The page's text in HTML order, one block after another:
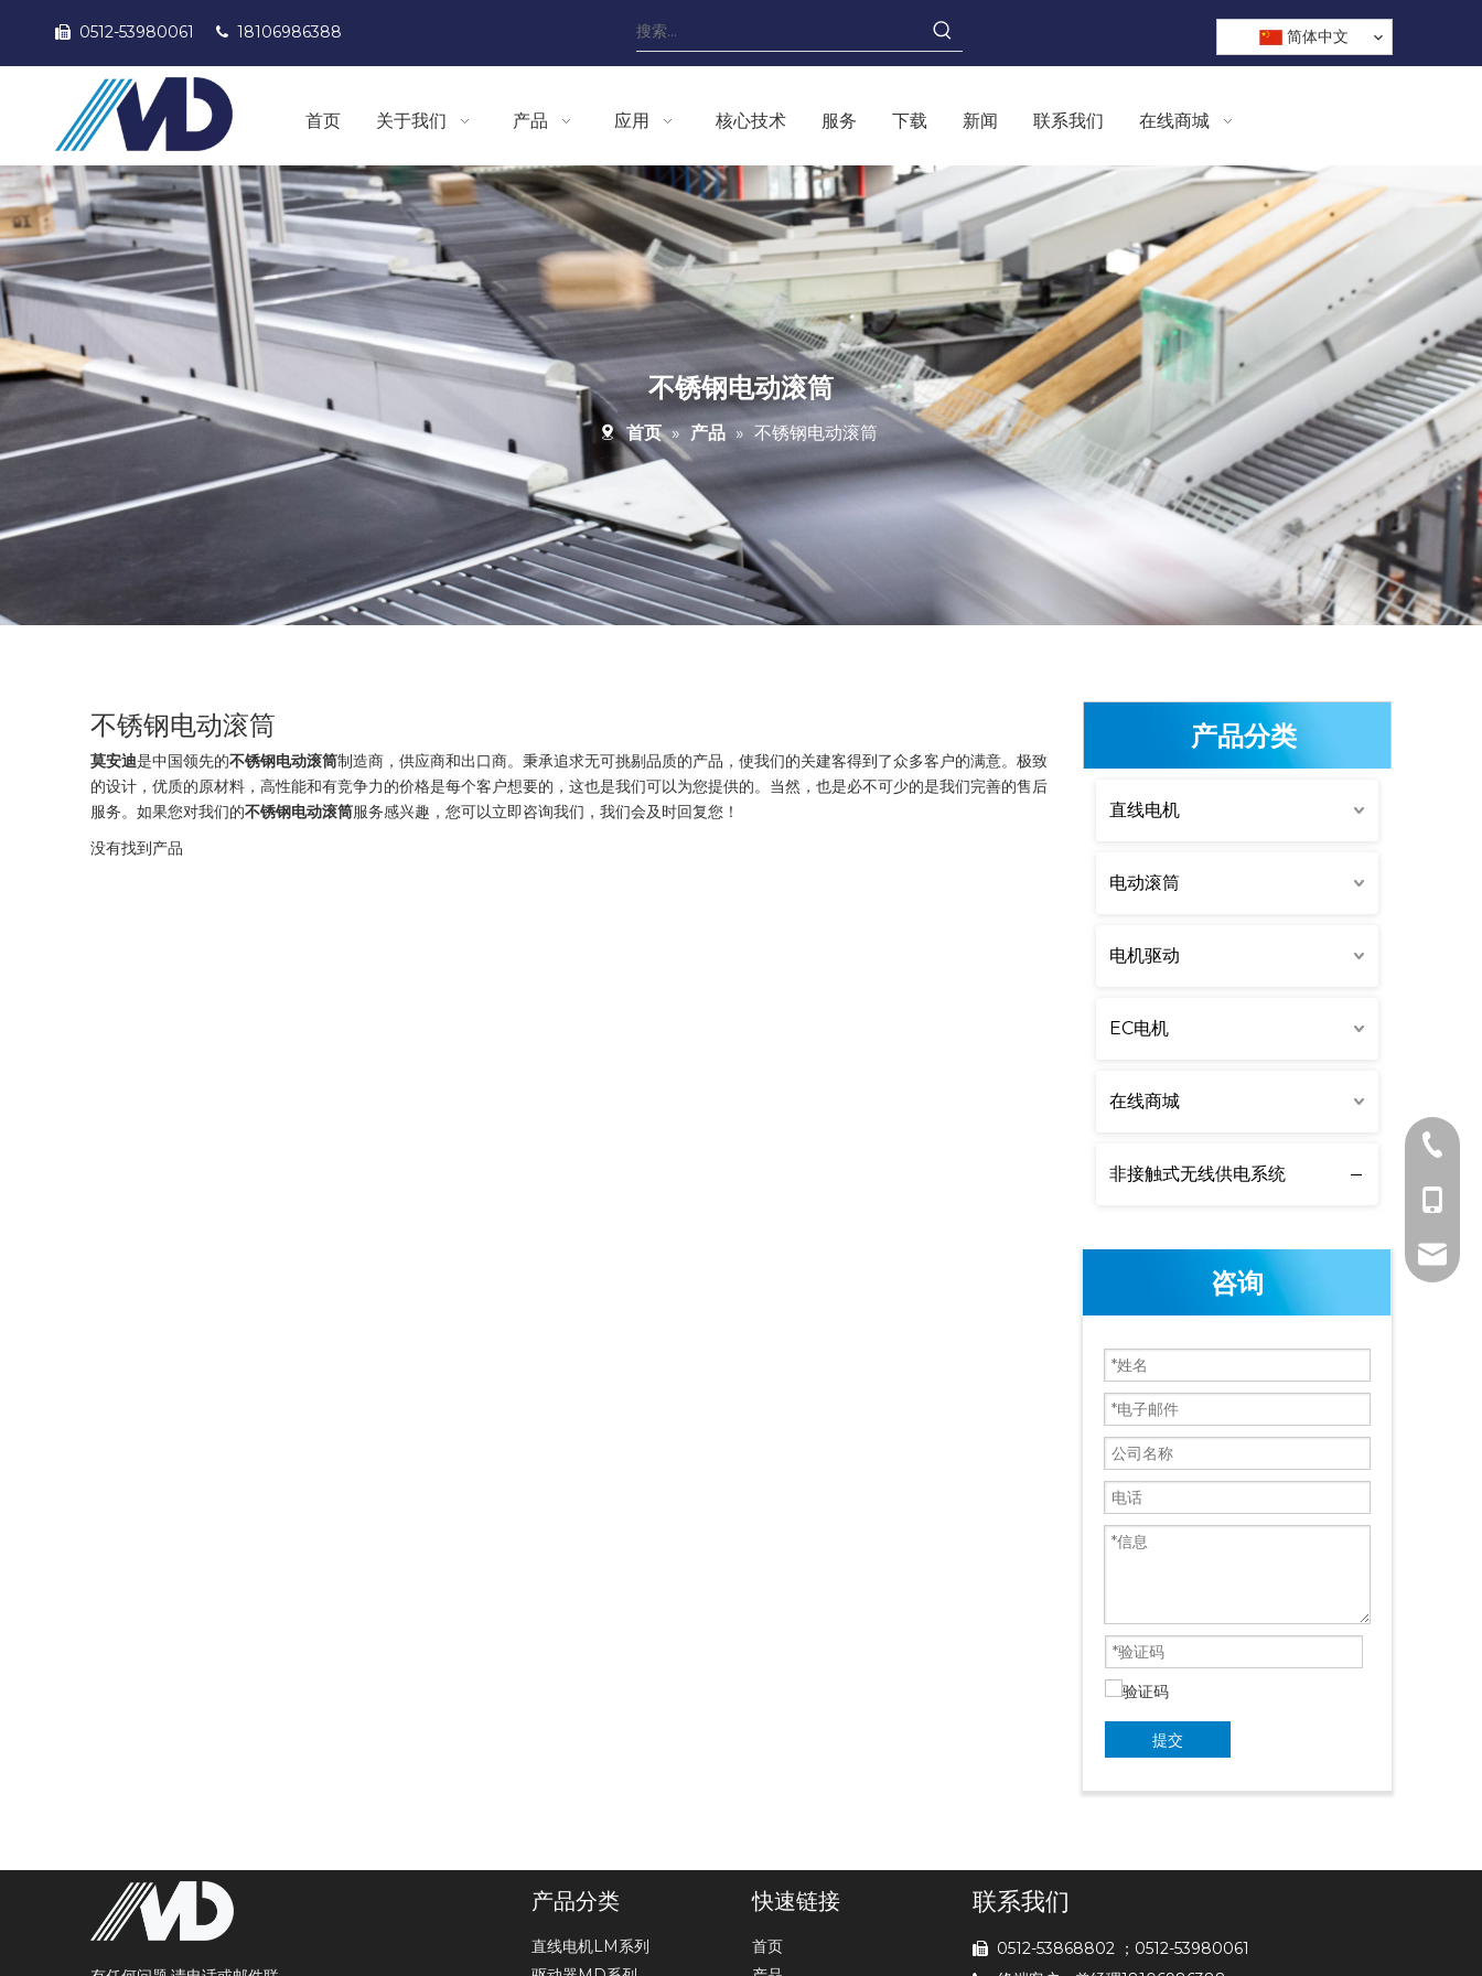
 0512-53980061  18106986388 简体中文
首页 关于我们 产品 应用 核心技术 服务 下载 新闻 联系我们 在线商城
不锈钢电动滚筒
首页 » 产品 » 不锈钢电动滚筒
不锈钢电动滚筒
莫安迪是中国领先的不锈钢电动滚筒制造商，供应商和出口商。秉承追求无可挑剔品质的产品，使我们的关建客得到了众多客户的满意。极致
的设计，优质的原材料，高性能和有竞争力的价格是每个客户想要的，这也是我们可以为您提供的。当然，也是必不可少的是我们完善的售后
服务。如果您对我们的不锈钢电动滚筒服务感兴趣，您可以立即咨询我们，我们会及时回复您！
没有找到产品
产品分类
直线电机
电动滚筒
电机驱动
EC电机
在线商城
非接触式无线供电系统
咨询
提交
产品分类
直线电机LM系列
0512-
快速链接
首页
联系我们
 0512-53868802 ；0512-53980061